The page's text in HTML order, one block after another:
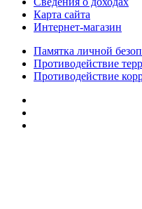
Карта сайта
Интернет-магазин
Памятка личной
Противодействие
Противодействие